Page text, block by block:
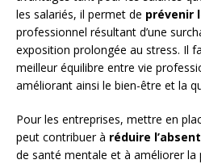
les salariés, il permet de prévenir
professionnel résultant d’une
exposition prolongée au stress. Il
meilleur équilibre entre vie
améliorant ainsi le bien-être et la
Pour les entreprises, mettre en
peut contribuer à réduire
de santé mentale et à améliorer la